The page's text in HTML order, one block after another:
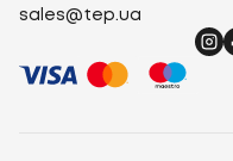
sales@tep.ua